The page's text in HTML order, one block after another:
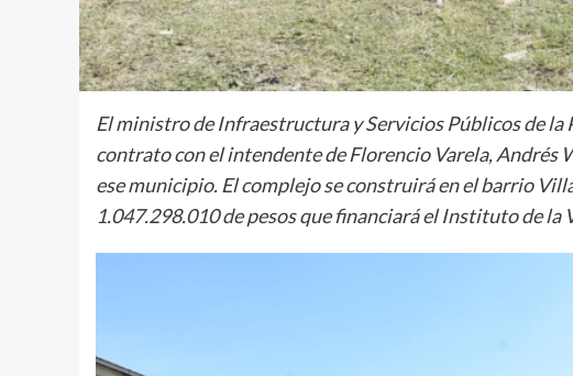
El ministro de Infraestructura y Servicios Públicos de
contrato con el intendente de Florencio Varela, Andrés
ese municipio. El complejo se construirá en el barrio
1.047.298.010 de pesos que financiará el Instituto de